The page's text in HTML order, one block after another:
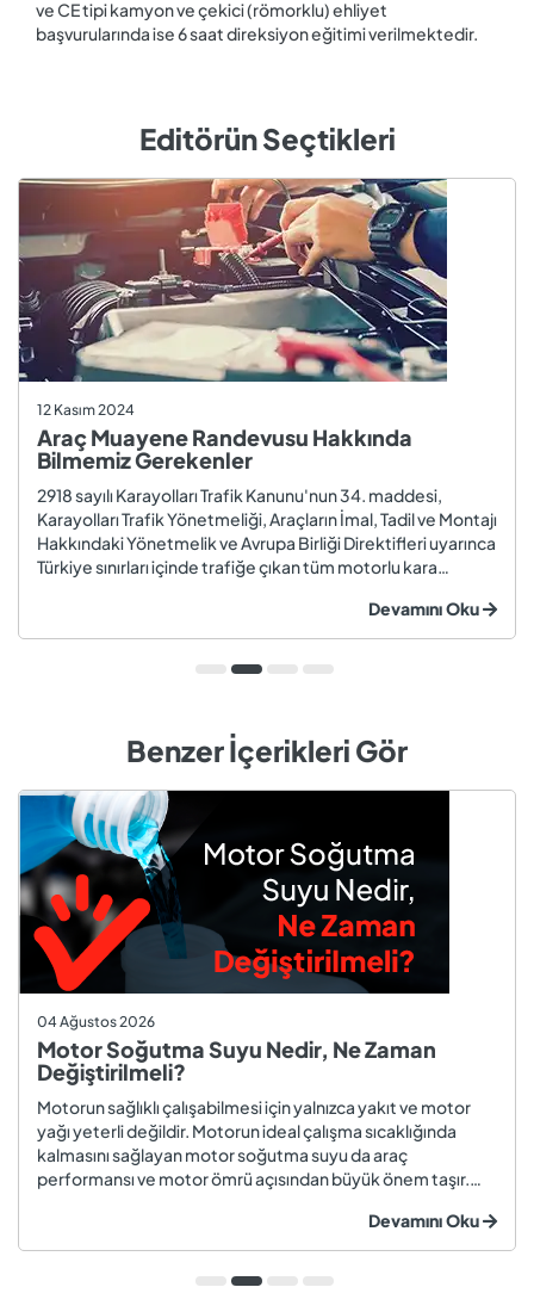
ve CE tipi kamyon ve çekici (römorklu) ehliyet
başvurularında ise 6 saat direksiyon eğitimi verilmektedir.
Editörün Seçtikleri
12 Kasım 2024
Araç Muayene Randevusu Hakkında
Bilmemiz Gerekenler
2918 sayılı Karayolları Trafik Kanunu'nun 34. maddesi,
Karayolları Trafik Yönetmeliği, Araçların İmal, Tadil ve Montajı
Hakkındaki Yönetmelik ve Avrupa Birliği Direktifleri uyarınca
Türkiye sınırları içinde trafiğe çıkan tüm motorlu kara
zorundadır. Araç muayenesi; otomobil, motosiklet,
kamyon, kamyo...
Devamını Oku
Benzer İçerikleri Gör
04 Ağustos 2026
Motor Soğutma Suyu Nedir, Ne Zaman
Değiştirilmeli?
Motorun sağlıklı çalışabilmesi için yalnızca yakıt ve motor
yağı yeterli değildir. Motorun ideal çalışma sıcaklığında
kalmasını sağlayan motor soğutma suyu da araç
performansı ve motor ömrü açısından büyük önem taşır.
değiştirilmeyen soğutma suyu; hararet, korozyon, motor
arızaları ve yüksek onarım ma...
Devamını Oku